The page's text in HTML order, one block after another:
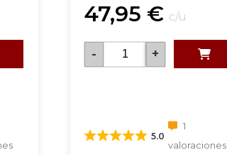
47,95 € c/u
- +
5.0
1
valoraciones